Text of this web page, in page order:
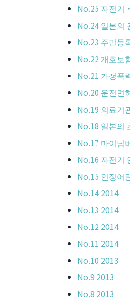
No.25 자전거
No.24 일본의
No.23 주민등
No.22 개호보
No.21 가정폭
No.20 운전면
No.19 의료기
No.18 일본의
No.17 마이넘
No.16 자전거
No.15 인정어
No.14 2014
No.13 2014
No.12 2014
No.11 2014
No.10 2013
No.9 2013
No.8 2013